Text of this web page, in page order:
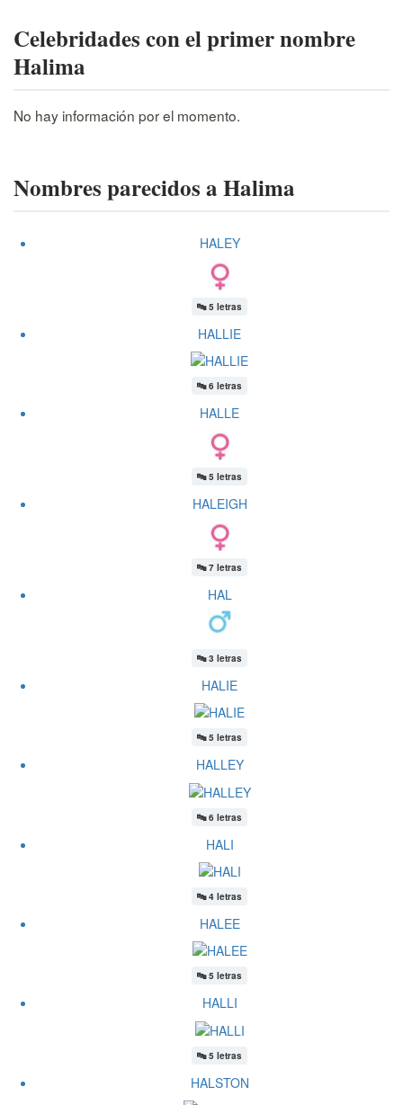
Celebridades con el primer nombre
Halima
No hay información por el momento.
Nombres parecidos a Halima
HALEY
🔤5 letras
HALLIE
🔤6 letras
HALLE
🔤5 letras
HALEIGH
🔤7 letras
HAL
🔤3 letras
HALIE
🔤5 letras
HALLEY
🔤6 letras
HALI
🔤4 letras
HALEE
🔤5 letras
HALLI
🔤5 letras
HALSTON